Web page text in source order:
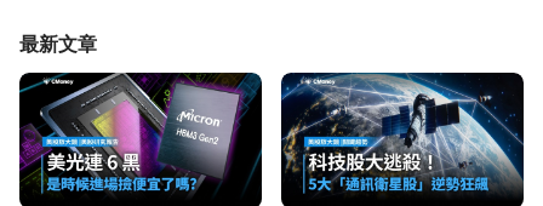
最新文章